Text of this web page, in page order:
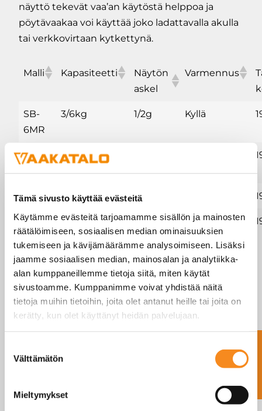
Tämä sivusto käyttää evästeitä
Käytämme evästeitä tarjoamamme sisällön ja mainosten
räätälöimiseen, sosiaalisen median ominaisuuksien
tukemiseen ja kävijämäärämme analysoimiseen. Lisäksi
jaamme sosiaalisen median, mainosalan ja analytiikka-
alan kumppaneillemme tietoja siitä, miten käytät
sivustoamme. Kumppanimme voivat yhdistää näitä
tietoja muihin tietoihin, joita olet antanut heille tai joita on
kerätty, kun olet käyttänyt heidän palvelujaan.
valinta
Välttämätön
Mieltymykset
näyttö tekevät vaa’an käytöstä helppoa ja
pöytävaakaa voi käyttää joko ladattavalla akulla
tai verkkovirtaan kytkettynä.
Malli Kapasiteetti
Näytön
askel
Varmennus
SB-
6MR
3/6kg 1/2g Kyllä
SB-
15MR
6/15kg
SB-6 6kg 1g
SB-15 15kg 2g Ei
Näytetään rivit 1 - 4 (yhteensä 4 )
SB esite
KIINNOSTAA MYÖS
Ota yhteyttä